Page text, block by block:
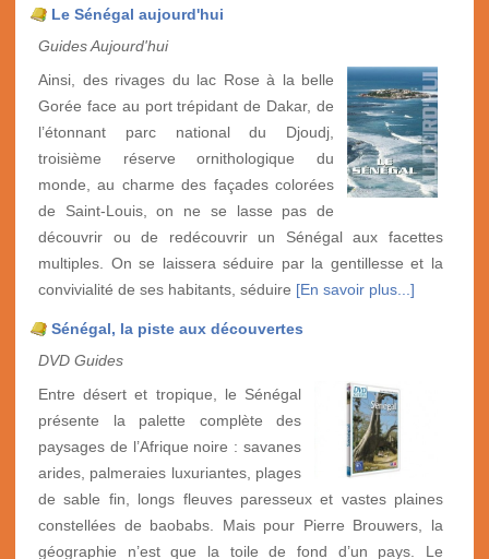
Le Sénégal aujourd'hui
Guides Aujourd'hui
Ainsi, des rivages du lac Rose à la belle
Gorée face au port trépidant de Dakar, de
l’étonnant parc national du Djoudj,
troisième réserve ornithologique du
monde, au charme des façades colorées
de Saint-Louis, on ne se lasse pas de
découvrir ou de redécouvrir un Sénégal aux facettes
multiples. On se laissera séduire par la gentillesse et la
convivialité de ses habitants, séduire [En savoir plus...]
Sénégal, la piste aux découvertes
DVD Guides
Entre désert et tropique, le Sénégal
présente la palette complète des
paysages de l’Afrique noire : savanes
arides, palmeraies luxuriantes, plages
de sable fin, longs fleuves paresseux et vastes plaines
constellées de baobabs. Mais pour Pierre Brouwers, la
géographie n’est que la toile de fond d’un pays. Le